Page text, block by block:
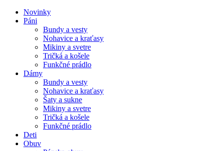
Novinky
Páni
Bundy a vesty
Nohavice a kraťasy
Mikiny a svetre
Tričká a košele
Funkčné prádlo
Dámy
Bundy a vesty
Nohavice a kraťasy
Šaty a sukne
Mikiny a svetre
Tričká a košele
Funkčné prádlo
Deti
Obuv